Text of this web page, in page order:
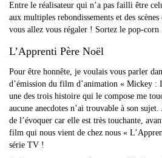
Entre le réalisateur qui n’a pas failli être
aux multiples rebondissements et des
vous allez vous régaler ! Sortez le pop-corn
L’Apprenti Père Noël
Pour être honnête, je voulais vous parler
d’émission du film d’animation « Mickey
une des trois histoire qui le compose me
aucune anecdotes n’ai trouvable à son
de l’évoquer car elle est très touchante,
film qui nous vient de chez nous «
série TV !